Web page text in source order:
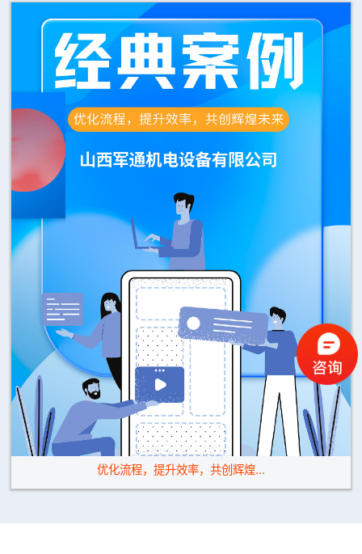
优化流程，提升效率，共创辉煌...